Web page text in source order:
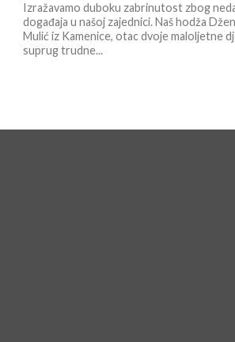
Izražavamo duboku zabrinutost zbog
događaja u našoj zajednici. Naš hodža
Mulić iz Kamenice, otac dvoje maloljetne
suprug trudne...